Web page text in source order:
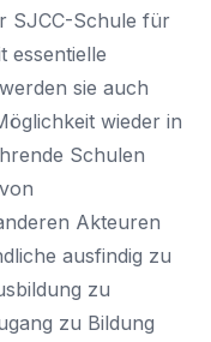
SJCC-Schule für
essentielle
sie auch
wieder in
Schulen
Akteuren
ausfindig zu
zu
zu Bildung